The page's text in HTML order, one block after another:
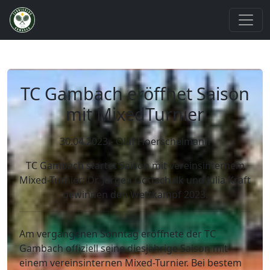
TC Gambach eröffnet Saison
mit MixedTurnier
30.04.2023 - Olaf Hoerschelmann
TC Gambach startet Saison mit vereinsinternem
Mixed-Turnier: Dr. Jürgen Gottschalk und Julia Kraft
gewinnen den Wettkampf 2023.
Am vergangenen Sonntag eröffnete der TC
Gambach offiziell seine diesjährige Saison mit
einem vereinsinternen Mixed-Turnier. Bei bestem